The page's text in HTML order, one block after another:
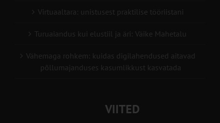
Virtuaaltara: unistusest praktilise tööriistani
Turuaiandus kui elustiil ja äri: Väike Mahetalu
Vähemaga rohkem: kuidas digilahendused aitavad
põllumajanduses kasumlikkust kasvatada
VIITED